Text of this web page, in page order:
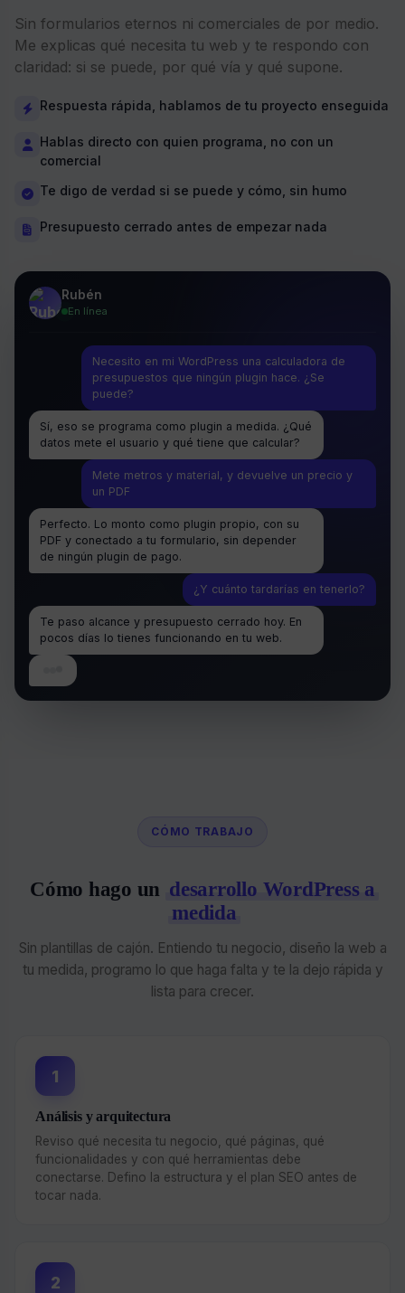
Sin formularios eternos ni comerciales de por medio.
Me explicas qué necesita tu web y te respondo con
claridad: si se puede, por qué vía y qué supone.
Respuesta rápida, hablamos de tu proyecto enseguida
Hablas directo con quien programa, no con un
comercial
Te digo de verdad si se puede y cómo, sin humo
Presupuesto cerrado antes de empezar nada
Rubén
En línea
Necesito en mi WordPress una calculadora de
presupuestos que ningún plugin hace. ¿Se
puede?
Sí, eso se programa como plugin a medida. ¿Qué
datos mete el usuario y qué tiene que calcular?
Mete metros y material, y devuelve un precio y
un PDF
Perfecto. Lo monto como plugin propio, con su
PDF y conectado a tu formulario, sin depender
de ningún plugin de pago.
¿Y cuánto tardarías en tenerlo?
Te paso alcance y presupuesto cerrado hoy. En
pocos días lo tienes funcionando en tu web.
CÓMO TRABAJO
Cómo hago un desarrollo WordPress a
medida
Sin plantillas de cajón. Entiendo tu negocio, diseño la web a
tu medida, programo lo que haga falta y te la dejo rápida y
lista para crecer.
1
Análisis y arquitectura
Reviso qué necesita tu negocio, qué páginas, qué
funcionalidades y con qué herramientas debe
conectarse. Defino la estructura y el plan SEO antes de
tocar nada.
2